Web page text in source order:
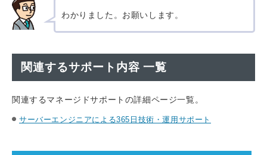
わかりました。お願いします。
関連するサポート内容 一覧
関連するマネージドサポートの詳細ページ一覧。
サーバーエンジニアによる365日技術・運用サポート